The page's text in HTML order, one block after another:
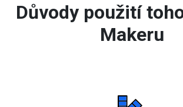
Důvody použití
Makeru